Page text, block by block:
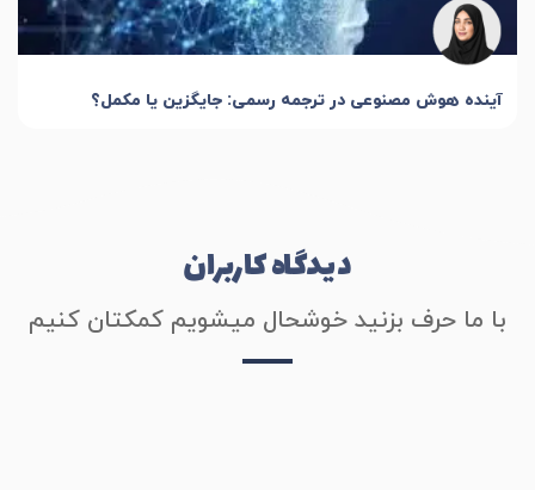
آینده هوش مصنوعی در ترجمه رسمی: جایگزین یا مکمل؟
دیدگاه کاربران
با ما حرف بزنید خوشحال میشویم کمکتان کنیم